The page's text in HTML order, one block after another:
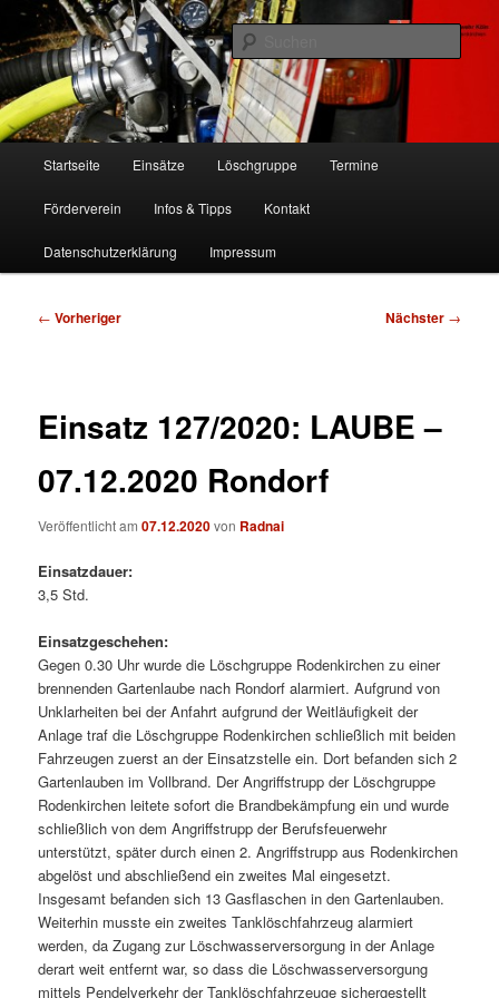
Zum
primären
Inhalt
springenFF Köln, LG RD
Freiwillige Feuerwehr Köln, Löschgruppe Rodenkirchen
Startseite Einsätze Löschgruppe Termine
Förderverein Infos & Tipps Kontakt
Datenschutzerklärung Impressum
Beitragsnavigation
← Vorheriger Nächster →
Einsatz 127/2020: LAUBE –
07.12.2020 Rondorf
Veröffentlicht am07.12.2020von Radnai
Einsatzdauer:
3,5 Std.
Einsatzgeschehen:
Gegen 0.30 Uhr wurde die Löschgruppe Rodenkirchen zu einer
brennenden Gartenlaube nach Rondorf alarmiert. Aufgrund von
Unklarheiten bei der Anfahrt aufgrund der Weitläufigkeit der
Anlage traf die Löschgruppe Rodenkirchen schließlich mit beiden
Fahrzeugen zuerst an der Einsatzstelle ein. Dort befanden sich 2
Gartenlauben im Vollbrand. Der Angriffstrupp der Löschgruppe
Rodenkirchen leitete sofort die Brandbekämpfung ein und wurde
schließlich von dem Angriffstrupp der Berufsfeuerwehr
unterstützt, später durch einen 2. Angriffstrupp aus Rodenkirchen
abgelöst und abschließend ein zweites Mal eingesetzt.
Insgesamt befanden sich 13 Gasflaschen in den Gartenlauben.
Weiterhin musste ein zweites Tanklöschfahrzeug alarmiert
werden, da Zugang zur Löschwasserversorgung in der Anlage
derart weit entfernt war, so dass die Löschwasserversorgung
mittels Pendelverkehr der Tanklöschfahrzeuge sichergestellt